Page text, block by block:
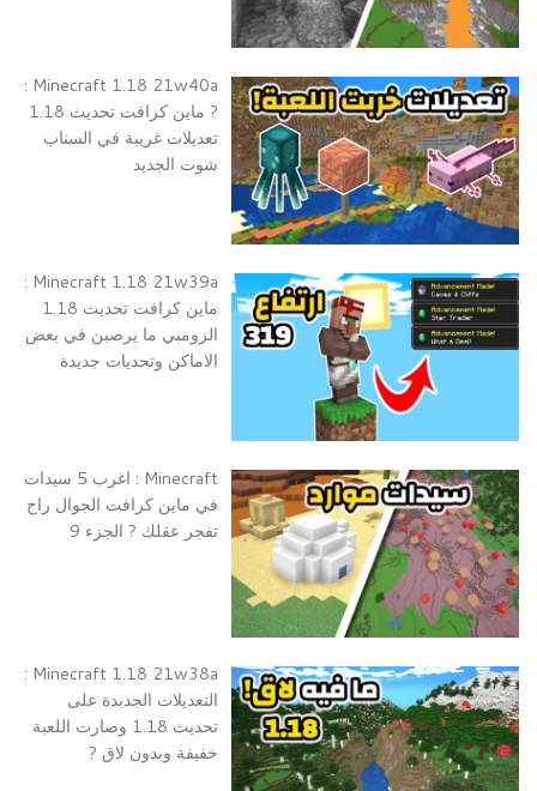
Minecraft 1.18 21w40a :
? ماين كرافت تحديث 1.18
تعديلات غريبة في السناب
شوت الجديد
Minecraft 1.18 21w39a :
ماين كرافت تحديث 1.18
الزومبي ما يرصبن في بعض
الاماكن وتحديات جديدة
Minecraft : اغرب 5 سيدات
في ماين كرافت الجوال راح
تفجر عقلك ? الجزء 9
Minecraft 1.18 21w38a :
التعديلات الجدبدة على
تحديث 1.18 وصارت اللعبة
خفيفة وبدون لاق ?